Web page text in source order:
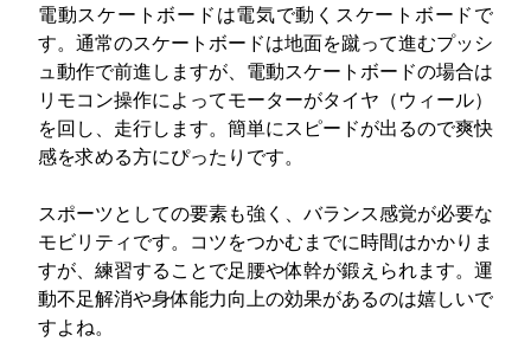
電動スケートボードは電気で動くスケートボードで
す。通常のスケートボードは地面を蹴って進むプッシ
ュ動作で前進しますが、電動スケートボードの場合は
リモコン操作によってモーターがタイヤ（ウィール）
を回し、走行します。簡単にスピードが出るので爽快
感を求める方にぴったりです。
スポーツとしての要素も強く、バランス感覚が必要な
モビリティです。コツをつかむまでに時間はかかりま
すが、練習することで足腰や体幹が鍛えられます。運
動不足解消や身体能力向上の効果があるのは嬉しいで
すよね。